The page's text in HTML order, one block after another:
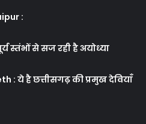
:
स्तंभों से सज रही है अयोध्या
: ये है छत्तीसगढ़ की प्रमुख देवियाँ